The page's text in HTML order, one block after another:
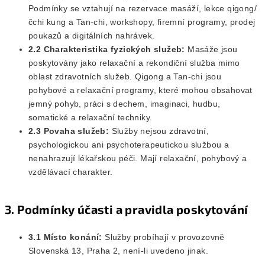
Podmínky se vztahují na rezervace masáží, lekce qigong/
čchi kung a Tan-chi, workshopy, firemní programy, prodej
poukazů a digitálních nahrávek.
2.2 Charakteristika fyzických služeb: Masáže jsou
poskytovány jako relaxační a rekondiční služba mimo
oblast zdravotních služeb. Qigong a Tan-chi jsou
pohybové a relaxační programy, které mohou obsahovat
jemný pohyb, práci s dechem, imaginaci, hudbu,
somatické a relaxační techniky.
2.3 Povaha služeb: Služby nejsou zdravotní,
psychologickou ani psychoterapeutickou službou a
nenahrazují lékařskou péči. Mají relaxační, pohybový a
vzdělávací charakter.
3. Podmínky účasti a pravidla poskytování
3.1 Místo konání: Služby probíhají v provozovně
Slovenská 13, Praha 2, není-li uvedeno jinak.